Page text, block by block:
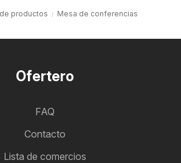
productos Mesa de conferencias
Ofertero
FAQ
Contacto
Lista de comercios